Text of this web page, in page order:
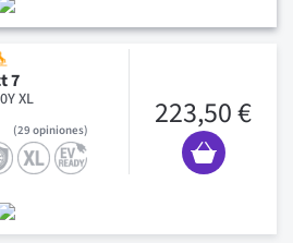
7
XL
29 opiniones 223,50 €